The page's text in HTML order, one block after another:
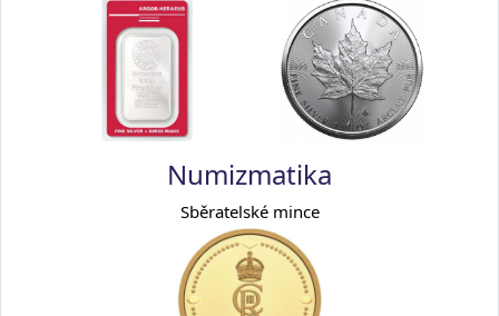
Numizmatika
Sběratelské mince